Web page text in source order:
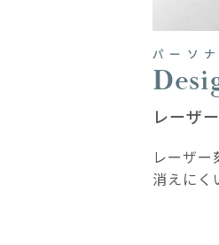
パーソ
レーザ
レーザ
消えにく